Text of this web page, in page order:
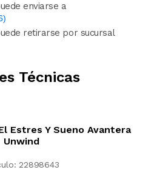
enviarse a
números)
retirarse por sucursal
Técnicas
Estres Y Sueno Avantera
Unwind
22898643